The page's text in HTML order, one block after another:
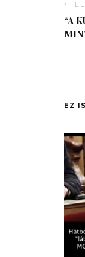
“A
EZ